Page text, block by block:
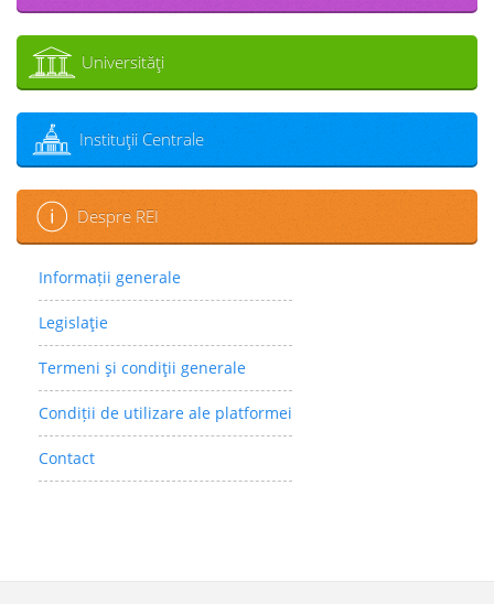
Universităţi
Instituţii Centrale
Despre REI
Informații generale
Legislaţie
Termeni şi condiţii generale
Condiții de utilizare ale platformei
Contact